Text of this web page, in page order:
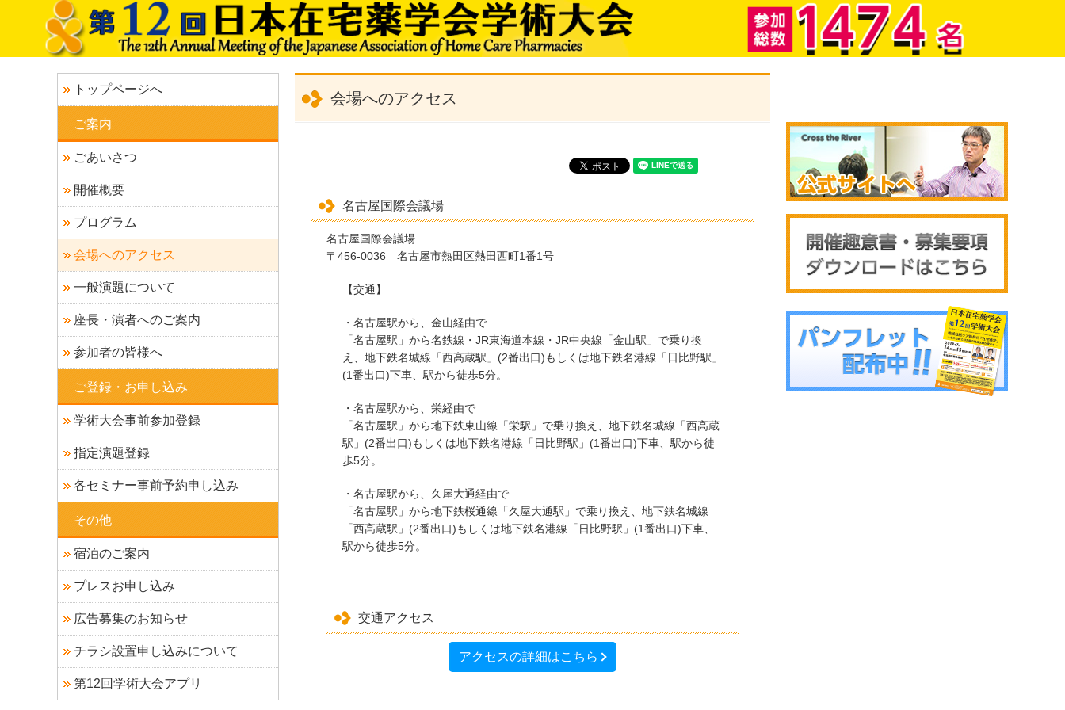
トップページへ
ご案内
ごあいさつ
開催概要
プログラム
会場へのアクセス
一般演題について
座長・演者へのご案内
参加者の皆様へ
ご登録・お申し込み
学術大会事前参加登録
指定演題登録
各セミナー事前予約申し込み
その他
宿泊のご案内
プレスお申し込み
広告募集のお知らせ
チラシ設置申し込みについて
第12回学術大会アプリ
会場へのアクセス
名古屋国際会議場
名古屋国際会議場
〒456-0036 名古屋市熱田区熱田西町1番1号
【交通】
・名古屋駅から、金山経由で
「名古屋駅」から名鉄線・JR東海道本線・JR中央線「金山駅」で乗り換
え、地下鉄名城線「西高蔵駅」(2番出口)もしくは地下鉄名港線「日比野駅」
(1番出口)下車、駅から徒歩5分。
・名古屋駅から、栄経由で
「名古屋駅」から地下鉄東山線「栄駅」で乗り換え、地下鉄名城線「西高蔵
駅」(2番出口)もしくは地下鉄名港線「日比野駅」(1番出口)下車、駅から徒
歩5分。
・名古屋駅から、久屋大通経由で
「名古屋駅」から地下鉄桜通線「久屋大通駅」で乗り換え、地下鉄名城線
「西高蔵駅」(2番出口)もしくは地下鉄名港線「日比野駅」(1番出口)下車、
駅から徒歩5分。
交通アクセス
アクセスの詳細はこちら